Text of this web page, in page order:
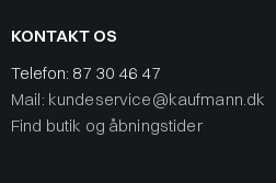
KONTAKT OS
Telefon: 87 30 46 47
Mail: kundeservice@kaufmann.dk
Find butik og åbningstider